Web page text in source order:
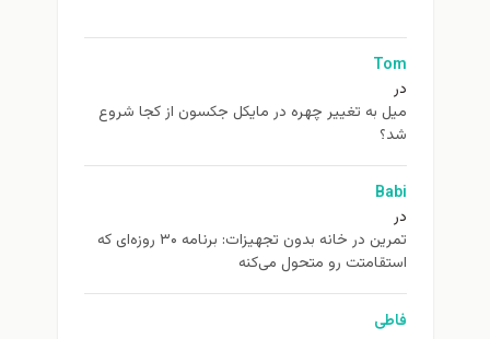
Tom
در
ميل به تغيير چهره در مایکل جکسون از كجا شروع
شد؟
Babi
در
تمرین در خانه بدون تجهیزات: برنامه ۳۰ روزه‌ای که
استقامتت رو متحول می‌کنه
فاطی